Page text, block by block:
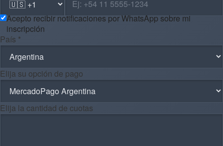
Acepto recibir notificaciones por WhatsApp sobre mi
inscripción
País *
Elija su opción de pago
Elija la cantidad de cuotas